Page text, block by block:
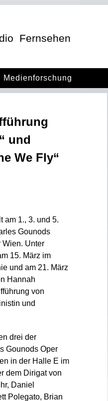
Fernsehen
Medienforschung
und
We Fly“
am 1., 3. und 5.
Gounods
Wien. Unter
15. März im
und am 21. März
Hannah
von
und
drei der
Gounods Oper
in der Halle E im
dem Dirigat von
Daniel
Polegato, Brian